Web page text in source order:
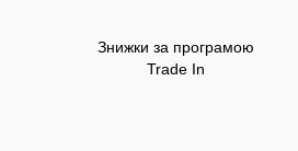
Знижки за програмою
Trade In